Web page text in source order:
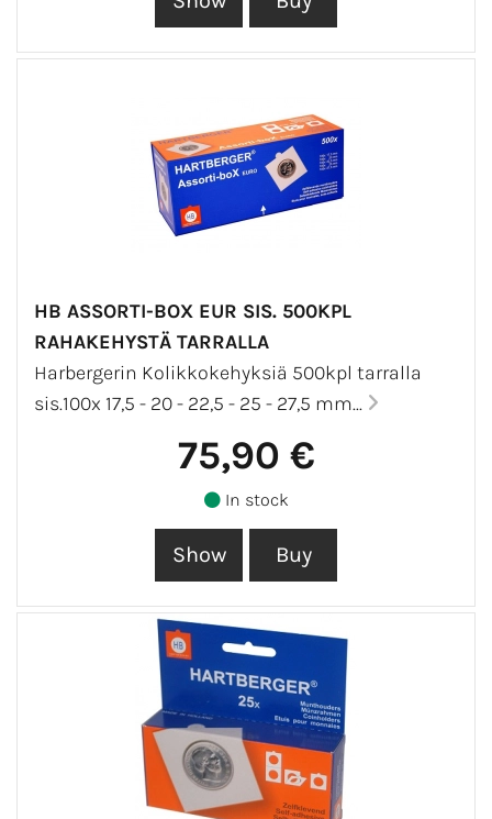
HB ASSORTI-BOX EUR SIS. 500KPL
RAHAKEHYSTÄ TARRALLA
Harbergerin Kolikkokehyksiä 500kpl tarralla
sis.100x 17,5 - 20 - 22,5 - 25 - 27,5 mm...
75,90 €
In stock